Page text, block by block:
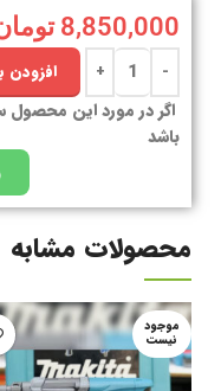
8,850,000
افزودن
اگر در مورد این محصول
باشد
محصولات مشابه
موجود
نیست